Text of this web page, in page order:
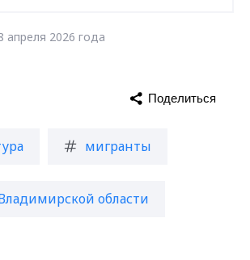
апреля 2026 года
мигранты
области
Поделиться